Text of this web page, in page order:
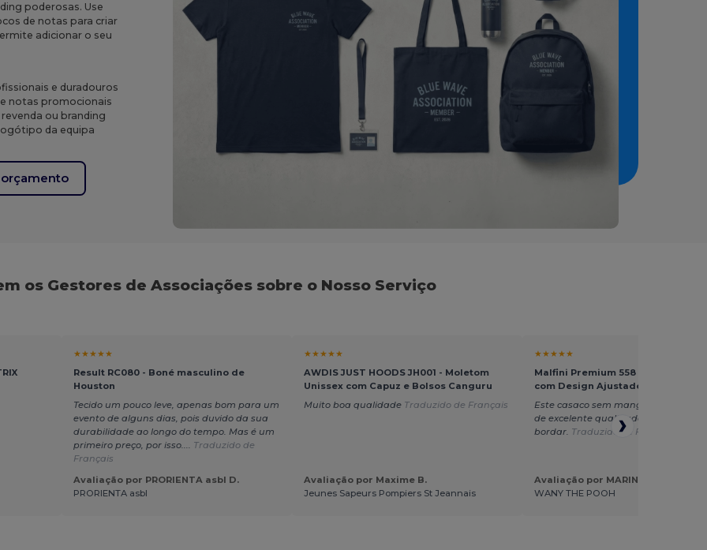
poderosas. Use
de notas para criar
adicionar o seu
e duradouros
notas promocionais
ou branding
da equipa
os Gestores de Associações sobre o Nosso Serviço
★★★★★
Result RC080 - Boné masculino de
Houston
Tecido um pouco leve, apenas bom para um
evento de alguns dias, pois duvido da sua
durabilidade ao longo do tempo. Mas é um
primeiro preço, por isso.... Traduzido de
Français
Avaliação por PRORIENTA asbl D.
PRORIENTA asbl
★★★★★
AWDIS JUST HOODS JH001 - Moletom
Unissex com Capuz e Bolsos Canguru
Muito boa qualidade Traduzido de Français
Avaliação por Maxime B.
Jeunes Sapeurs Pompiers St Jeannais
★★★★★
Malfini Premium 558 - Jaqueta
com Design Ajustado e Funcional
Este casaco sem mangas é muito
de excelente qualidade, sendo fácil
bordar. Traduzido de Français
Avaliação por MARINE L.
WANY THE POOH